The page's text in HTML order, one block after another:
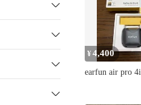
¥4,400
earfun air pro 4i